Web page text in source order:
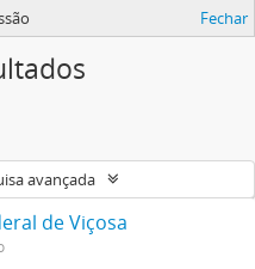
Fechar
avançada
de Viçosa